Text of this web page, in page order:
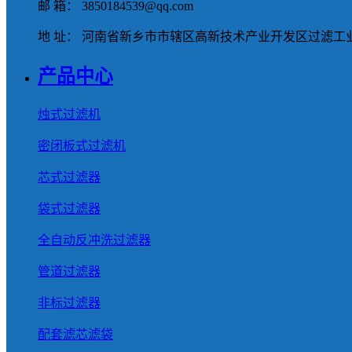
邮 箱： 3850184539@qq.com
地 址： 河南省新乡市市辖区高新技术产业开发区过滤工
产品中心
烛式过滤机
密闭板式过滤机
芯式过滤器
袋式过滤器
全自动反冲洗过滤器
管道过滤器
非标过滤器
配套滤芯滤袋